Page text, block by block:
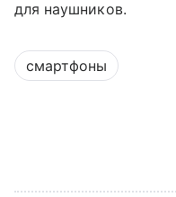
для наушников.
смартфоны